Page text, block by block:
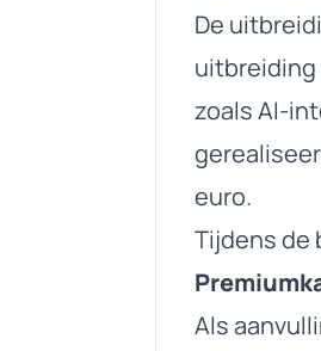
De
uitbreiding
zoals AI-
euro.
Tijdens de
Als